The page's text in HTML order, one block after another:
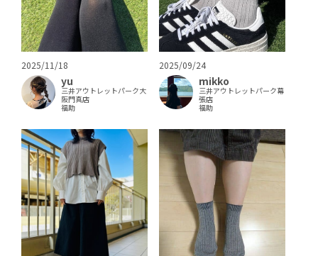
2025/11/18
yu
三井アウトレットパーク大
阪門真店
福助
2025/09/24
mikko
三井アウトレットパーク幕
張店
福助